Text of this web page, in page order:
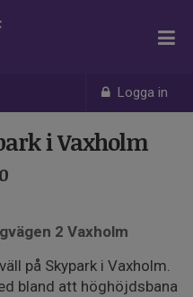
Logga in
i Vaxholm
2 Vaxholm
på Skypark i Vaxholm.
bland att höghöjdsbana